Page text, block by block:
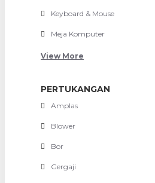
Keyboard & Mouse
Meja Komputer
View More
PERTUKANGAN
Amplas
Blower
Bor
Gergaji